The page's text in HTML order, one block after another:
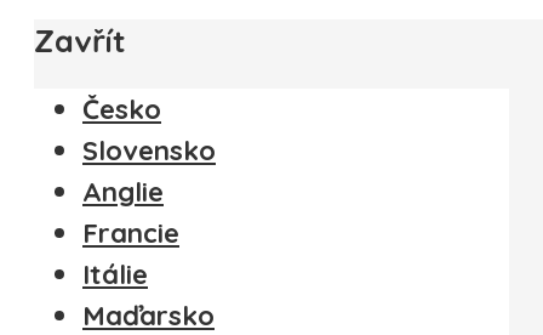
Zavřít
Česko
Slovensko
Anglie
Francie
Itálie
Maďarsko